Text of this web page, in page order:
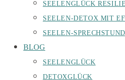
SEELENGLÜCK
SEELEN-DETOX MIT
SEELEN-
BLOG
SEELENGLÜCK
DETOXGLÜCK